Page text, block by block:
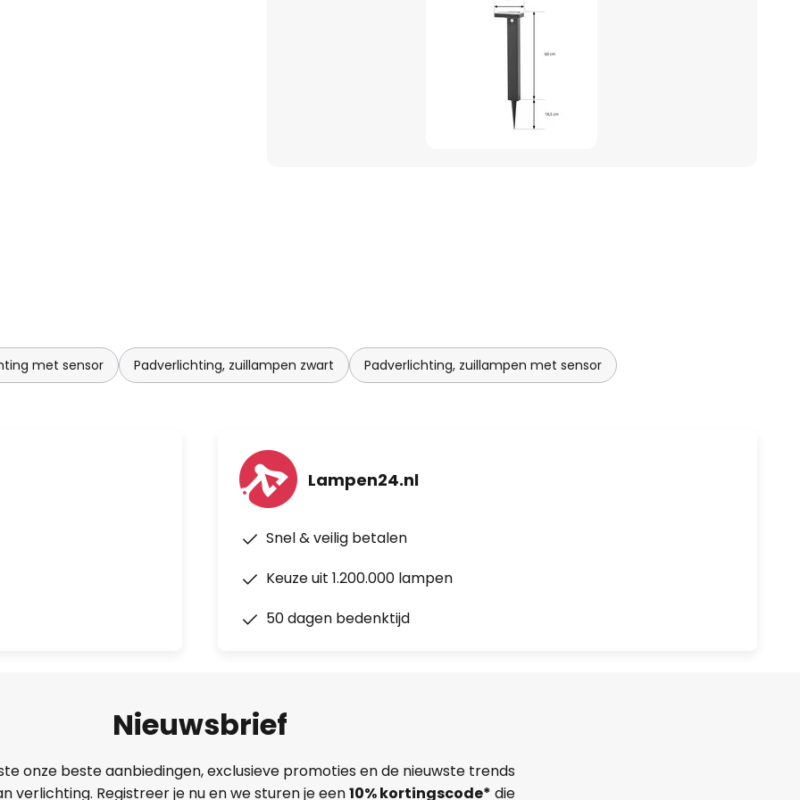
met sensor Padverlichting, zuillampen zwart Padverlichting, zuillampen met sensor
Lampen24.nl
Snel & veilig betalen
Keuze uit 1.200.000 lampen
50 dagen bedenktijd
Nieuwsbrief
onze beste aanbiedingen, exclusieve promoties en de nieuwste trends
verlichting. Registreer je nu en we sturen je een10% kortingscode* die